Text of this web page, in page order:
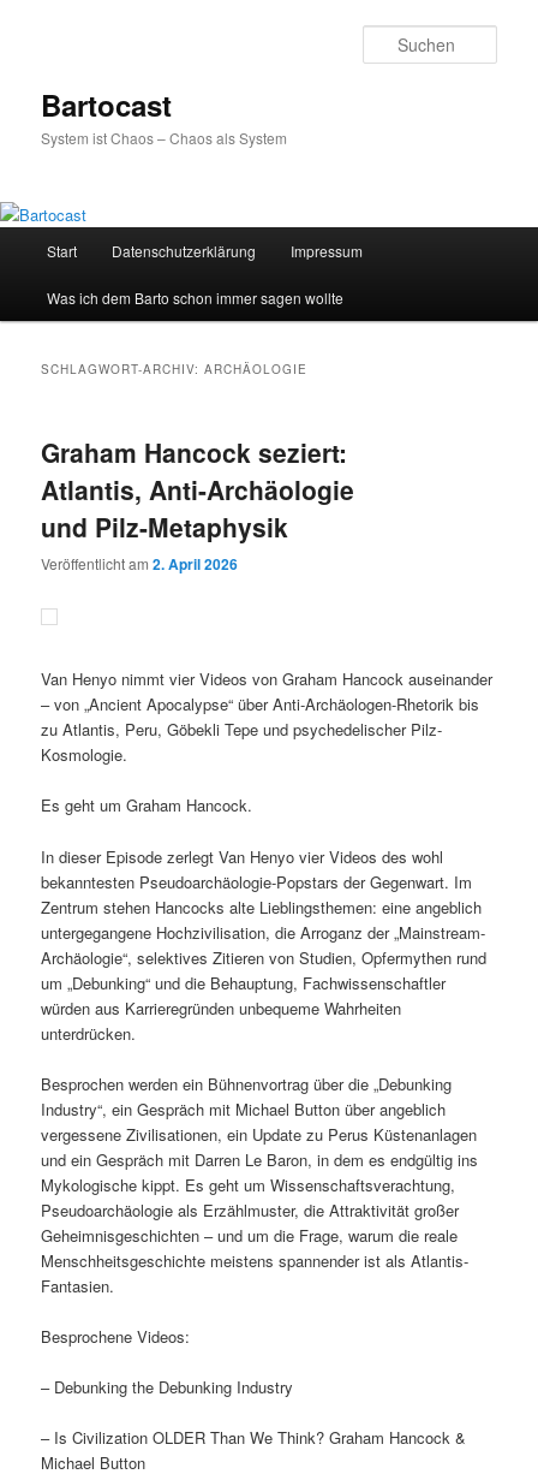
Bartocast
System ist Chaos – Chaos als System
Start Datenschutzerklärung Impressum
Was ich dem Barto schon immer sagen wollte
SCHLAGWORT-ARCHIV:ARCHÄOLOGIE
Graham Hancock seziert:
Atlantis, Anti-Archäologie
und Pilz-Metaphysik
Veröffentlicht am2. April 2026
Van Henyo nimmt vier Videos von Graham Hancock auseinander
– von „Ancient Apocalypse“ über Anti-Archäologen-Rhetorik bis
zu Atlantis, Peru, Göbekli Tepe und psychedelischer Pilz-
Kosmologie.
Es geht um Graham Hancock.
In dieser Episode zerlegt Van Henyo vier Videos des wohl
bekanntesten Pseudoarchäologie-Popstars der Gegenwart. Im
Zentrum stehen Hancocks alte Lieblingsthemen: eine angeblich
untergegangene Hochzivilisation, die Arroganz der „Mainstream-
Archäologie“, selektives Zitieren von Studien, Opfermythen rund
um „Debunking“ und die Behauptung, Fachwissenschaftler
würden aus Karrieregründen unbequeme Wahrheiten
unterdrücken.
Besprochen werden ein Bühnenvortrag über die „Debunking
Industry“, ein Gespräch mit Michael Button über angeblich
vergessene Zivilisationen, ein Update zu Perus Küstenanlagen
und ein Gespräch mit Darren Le Baron, in dem es endgültig ins
Mykologische kippt. Es geht um Wissenschaftsverachtung,
Pseudoarchäologie als Erzählmuster, die Attraktivität großer
Geheimnisgeschichten – und um die Frage, warum die reale
Menschheitsgeschichte meistens spannender ist als Atlantis-
Fantasien.
Besprochene Videos:
– Debunking the Debunking Industry
– Is Civilization OLDER Than We Think? Graham Hancock &
Michael Button